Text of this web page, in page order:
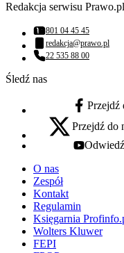
Redakcja serwisu Prawo.pl
Numer telefonu:
801 04 45 45
Adres email:
redakcja@prawo.pl
Numer telefonu:
22 535 88 00
Śledź nas
facebook -
Przejdź
x - otwiera się w
Przejdź do
youtube -
O nas
Zespół
Kontakt
Regulamin
Księgarnia
Wolters Kluwer
FEPI